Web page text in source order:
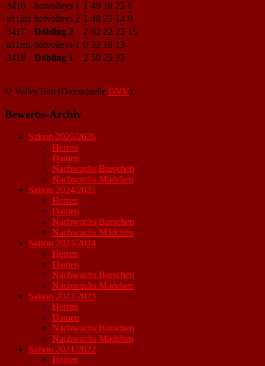
3416
hotvolleys 1 1 49 18 25 6
u11m1 hotvolleys 2 1 48 25 14 9
3417
Döbling 2 2 62 22 25 15
u11m1 hotvolleys 1 0 32 19 13
3418
Döbling 1 2 50 25 25
© VolleyTom (Datenquelle ÖVV)
Bewerbs-Archiv
Saison 2025/2026
Herren
Damen
Nachwuchs Burschen
Nachwuchs Mädchen
Saison 2024/2025
Herren
Damen
Nachwuchs Burschen
Nachwuchs Mädchen
Saison 2023/2024
Herren
Damen
Nachwuchs Burschen
Nachwuchs Mädchen
Saison 2022/2023
Herren
Damen
Nachwuchs Burschen
Nachwuchs Mädchen
Saison 2021/2022
Herren